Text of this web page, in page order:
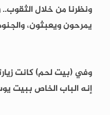
ونظرنا من خلال الثقوب..
يمرحون ويعبثون،
وفي (بيت لحم) كانت
إنه الباب الخاص ببيت